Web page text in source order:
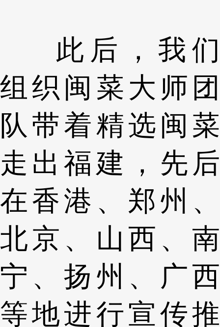
此后，我们
组织闽菜大师团
队带着精选闽菜
走出福建，先后
在香港、郑州、
北京、山西、南
宁、扬州、广西
等地进行宣传推